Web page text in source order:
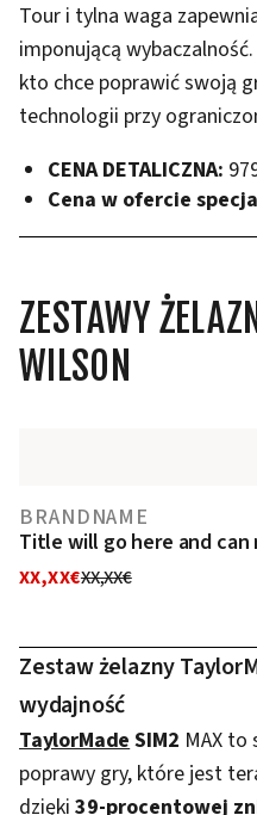
Tour i tylna waga
imponującą
kto chce poprawić swoją
technologii przy
CENA DETALICZNA:
Cena w ofercie
ZESTAWY
WILSON
BRANDNAME
Title will go here and
XX,XX€XX,XX€
Zestaw żelazny
wydajność
TaylorMadeSIM2 MAX to
poprawy gry, które jest
dzięki 39-procentowej